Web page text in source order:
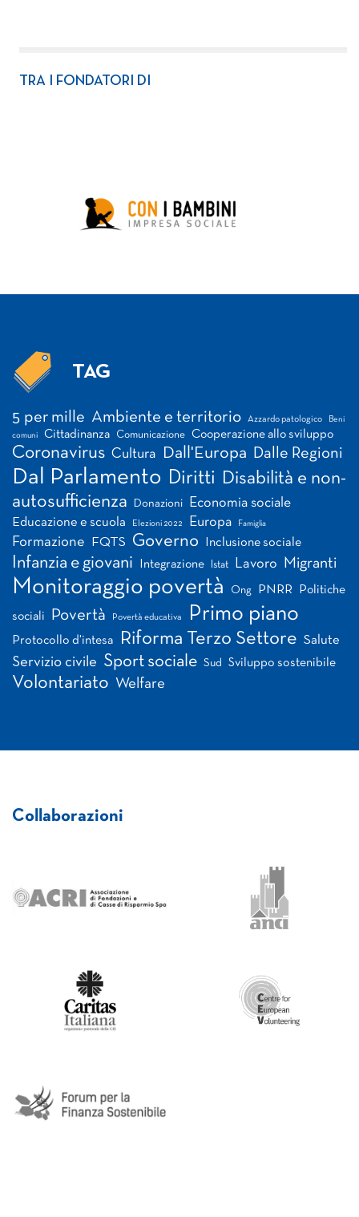
TRA I FONDATORI DI
TAG
5 per mille Ambiente e territorio Azzardo patologico Beni
comuni Cittadinanza Comunicazione Cooperazione allo sviluppo
Coronavirus Cultura Dall'Europa Dalle Regioni
Dal Parlamento Diritti
Disabilità e non-
autosufficienza
Donazioni Economia sociale
Educazione e scuola Elezioni 2022 Europa Famiglia
Formazione FQTS Governo Inclusione sociale
Infanzia e giovani Integrazione Istat Lavoro Migranti
Monitoraggio povertà Ong PNRR Politiche
sociali Povertà Povertà educativa Primo piano
Protocollo d'intesa Riforma Terzo Settore Salute
Servizio civile Sport sociale Sud Sviluppo sostenibile
Volontariato Welfare
Collaborazioni